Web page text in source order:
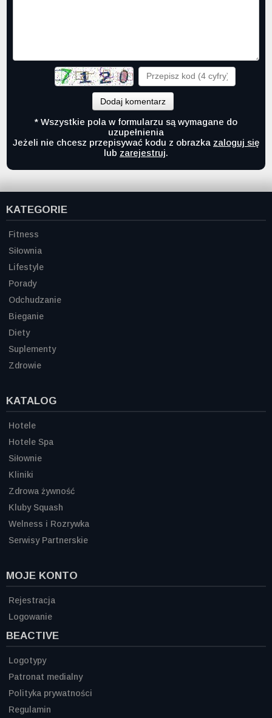
Dodaj komentarz
* Wszystkie pola w formularzu są wymagane do
uzupełnienia
Jeżeli nie chcesz przepisywać kodu z obrazka zaloguj się
lub zarejestruj.
KATEGORIE
Fitness
Siłownia
Lifestyle
Porady
Odchudzanie
Bieganie
Diety
Suplementy
Zdrowie
KATALOG
Hotele
Hotele Spa
Siłownie
Kliniki
Zdrowa żywność
Kluby Squash
Welness i Rozrywka
Serwisy Partnerskie
MOJE KONTO
Rejestracja
Logowanie
BEACTIVE
Logotypy
Patronat medialny
Polityka prywatności
Regulamin